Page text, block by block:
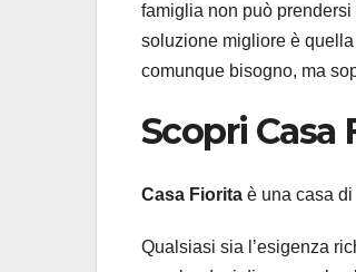
famiglia non può
soluzione migliore è
comunque bisogno, ma
Scopri Casa
Casa Fiorita è una casa
Qualsiasi sia l’esigenza